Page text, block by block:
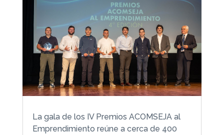
La gala de los IV Premios ACOMSEJA al
Emprendimiento reúne a cerca de 400